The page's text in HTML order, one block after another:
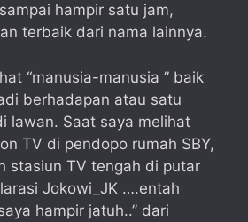
hampir satu jam,
terbaik dari nama lainnya.
“manusia-manusia ” baik
berhadapan atau satu
lawan. Saat saya melihat
TV di pendopo rumah SBY,
stasiun TV tengah di putar
Jokowi_JK ….entah
hampir jatuh..” dari